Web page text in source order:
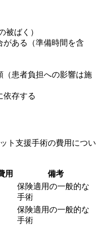
被ばく）
がある（準備時間を含
（患者負担への影響は施
依存する
ト支援手術の費用につい
用
備考
保険適用の一般的な
手術
保険適用の一般的な
手術